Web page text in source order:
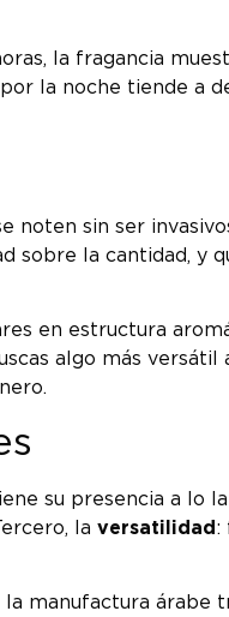
la fragancia
la noche tiende a
noten sin ser
sobre la cantidad, y
en estructura
algo más versátil
su presencia a lo
la versatilidad :
manufactura árabe